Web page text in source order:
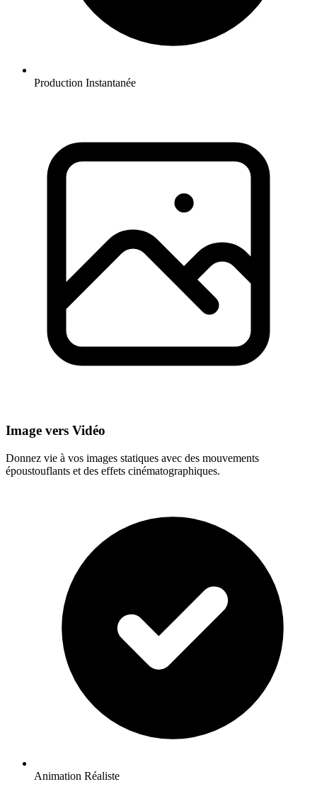
Production Instantanée
Image vers Vidéo
Donnez vie à vos images statiques avec des mouvements
époustouflants et des effets cinématographiques.
Animation Réaliste